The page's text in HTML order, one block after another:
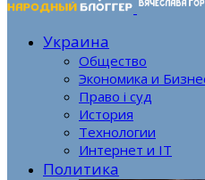
Украина
Общество
Экономика и
Право і суд
История
Технологии
Интернет и IT
Политика